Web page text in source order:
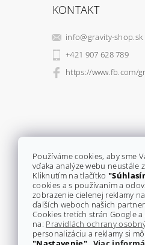
KONTAKT
info@gravity-shop.sk
+421 907 628 789
https://www.fb.com/
Používáme cookies, aby sme
vďaka analýze webu neustále
Kliknutím na tlačítko
cookies a s používaním a
zobrazenie cielenej reklamy
ďalších weboch našich
Cookies tretích strán Google
na: Pravidlách ochrany
personalizáciu a reklamy si